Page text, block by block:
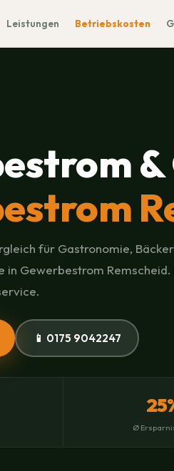
Leistungen Betriebskosten
&
für Gastronomie,
in Gewerbestrom Remscheid.
📱 0175 9042247
Ø